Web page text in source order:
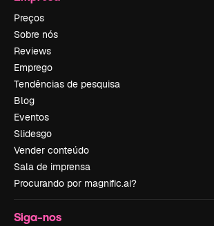
Preços
Sobre nós
Reviews
Emprego
Tendências de pesquisa
Blog
Eventos
Slidesgo
Vender conteúdo
Sala de imprensa
Procurando por magnific.ai?
Siga-nos